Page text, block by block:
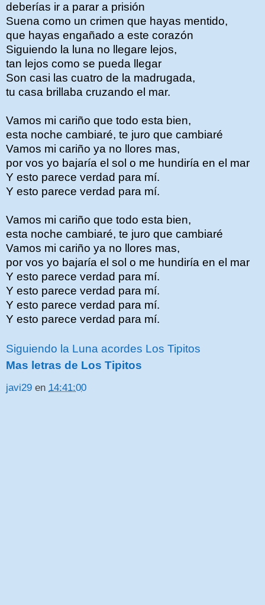
deberías ir a parar a prisión
Suena como un crimen que hayas mentido,
que hayas engañado a este corazón
Siguiendo la luna no llegare lejos,
tan lejos como se pueda llegar
Son casi las cuatro de la madrugada,
tu casa brillaba cruzando el mar.
Vamos mi cariño que todo esta bien,
esta noche cambiaré, te juro que cambiaré
Vamos mi cariño ya no llores mas,
por vos yo bajaría el sol o me hundiría en el mar
Y esto parece verdad para mí.
Y esto parece verdad para mí.
Vamos mi cariño que todo esta bien,
esta noche cambiaré, te juro que cambiaré
Vamos mi cariño ya no llores mas,
por vos yo bajaría el sol o me hundiría en el mar
Y esto parece verdad para mí.
Y esto parece verdad para mí.
Y esto parece verdad para mí.
Y esto parece verdad para mí.
Siguiendo la Luna acordes Los Tipitos
Mas letras de Los Tipitos
javi29 en 14:41:00